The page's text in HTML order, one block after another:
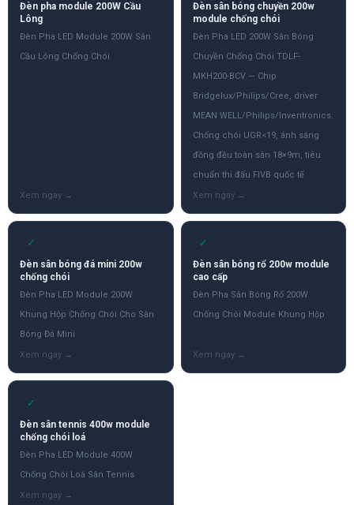
Đèn pha module 200W Cầu
Lông
Đèn Pha LED Module 200W Sân
Cầu Lông Chống Chói
Đèn sân bóng chuyền 200w
module chống chói
Đèn Pha LED 200W Sân Bóng
Chuyền Chống Chói TDLF-
MKH200-BCV — Chip
Bridgelux/Philips/Cree, driver
MEAN WELL/Philips/Inventronics.
Chống chói UGR<19, ánh sáng
đồng đều toàn sân 18×9m, tiêu
chuẩn thi đấu FIVB quốc tế
✓
Đèn sân bóng đá mini 200w
chống chói
Đèn Pha LED Module 200W
Khung Hộp Chống Chói Cho Sân
Bóng Đá Mini
✓
Đèn sân bóng rổ 200w module
cao cấp
Đèn Pha Sân Bóng Rổ 200W
Chống Chói Module Khung Hộp
✓
Đèn sân tennis 400w module
chống chói loá
Đèn Pha LED Module 400W
Chống Chói Loá Sân Tennis